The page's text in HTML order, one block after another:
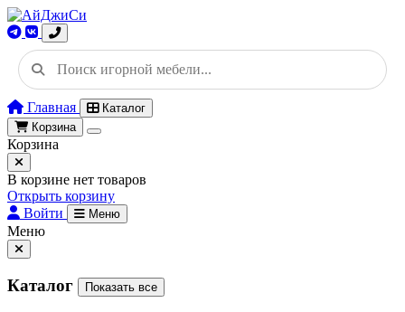
Главная
Каталог
Корзина
Корзина
В корзине нет товаров
Открыть корзину
Войти
Меню
Меню
Каталог Показать все